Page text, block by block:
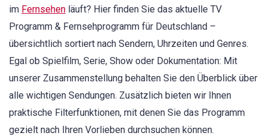
im Fernsehen läuft? Hier finden Sie das aktuelle TV
Programm & Fernsehprogramm für Deutschland –
übersichtlich sortiert nach Sendern, Uhrzeiten und Genres.
Egal ob Spielfilm, Serie, Show oder Dokumentation: Mit
unserer Zusammenstellung behalten Sie den Überblick über
alle wichtigen Sendungen. Zusätzlich bieten wir Ihnen
praktische Filterfunktionen, mit denen Sie das Programm
gezielt nach Ihren Vorlieben durchsuchen können.